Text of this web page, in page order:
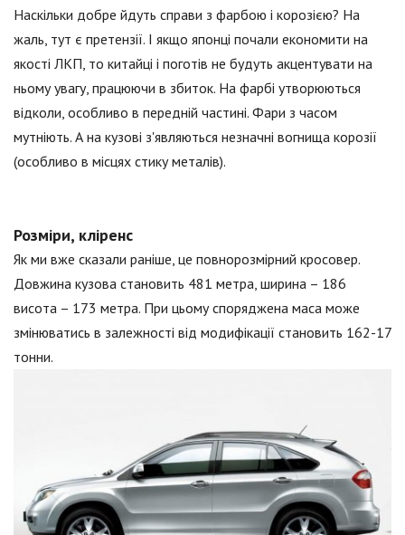
Наскільки добре йдуть справи з фарбою і корозією? На
жаль, тут є претензії. І якщо японці почали економити на
якості ЛКП, то китайці і поготів не будуть акцентувати на
ньому увагу, працюючи в збиток. На фарбі утворюються
відколи, особливо в передній частині. Фари з часом
мутніють. А на кузові з'являються незначні вогнища корозії
(особливо в місцях стику металів).
Розміри, кліренс
Як ми вже сказали раніше, це повнорозмірний кросовер.
Довжина кузова становить 481 метра, ширина – 186
висота – 173 метра. При цьому споряджена маса може
змінюватись в залежності від модифікації становить 162-17
тонни.